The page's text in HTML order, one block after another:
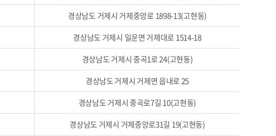
경상남도 거제시 거제중앙로 1898-13(고현동)
경상남도 거제시 일운면 거제대로 1514-18
경상남도 거제시 중곡1로 24(고현동)
경상남도 거제시 거제면 읍내로 25
경상남도 거제시 중곡로7길 10(고현동)
경상남도 거제시 거제중앙로31길 19(고현동)